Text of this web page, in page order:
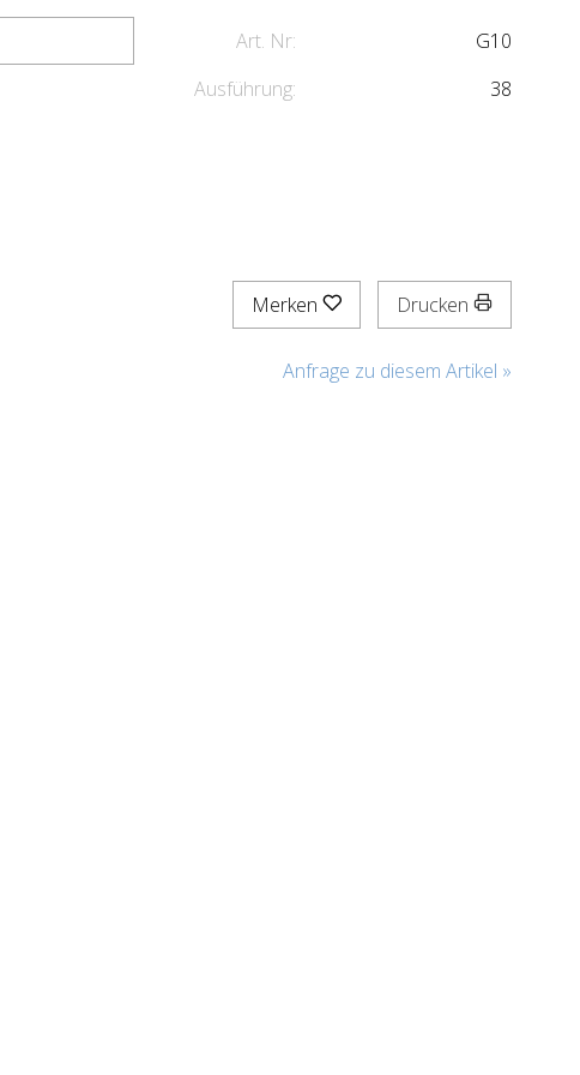
Art. Nr:
G10
Ausführung:
38
Merken Drucken
Anfrage zu diesem Artikel »